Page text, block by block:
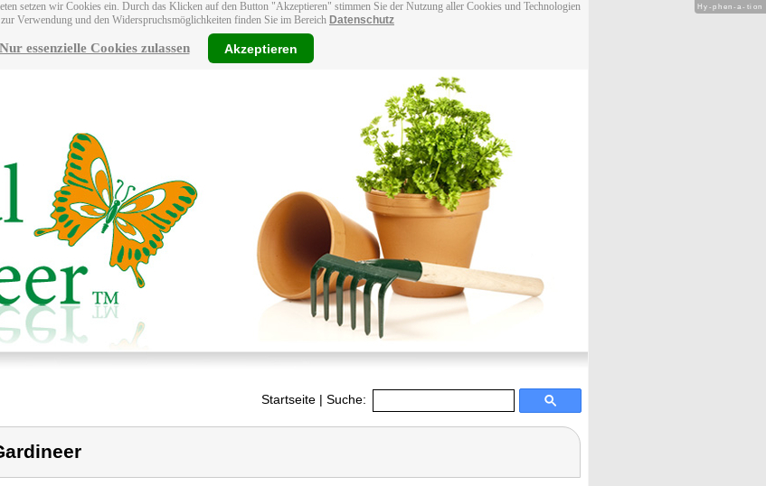
setzen wir Cookies ein. Durch das Klicken auf den Button "Akzeptieren" stimmen Sie der Nutzung aller Cookies und Technologien
Verwendung und den Widerspruchsmöglichkeiten finden Sie im Bereich Datenschutz
Nur essenzielle Cookies zulassen Akzeptieren
Startseite | Suche:
Hy-phen-a-tion